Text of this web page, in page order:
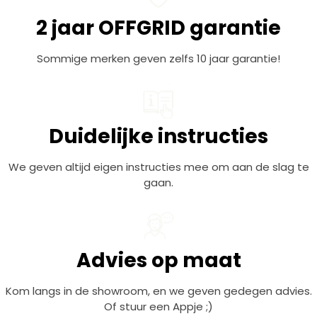
2 jaar OFFGRID garantie
Sommige merken geven zelfs 10 jaar garantie!
Duidelijke instructies
We geven altijd eigen instructies mee om aan de slag te
gaan.
Advies op maat
Kom langs in de showroom, en we geven gedegen advies.
Of stuur een Appje ;)